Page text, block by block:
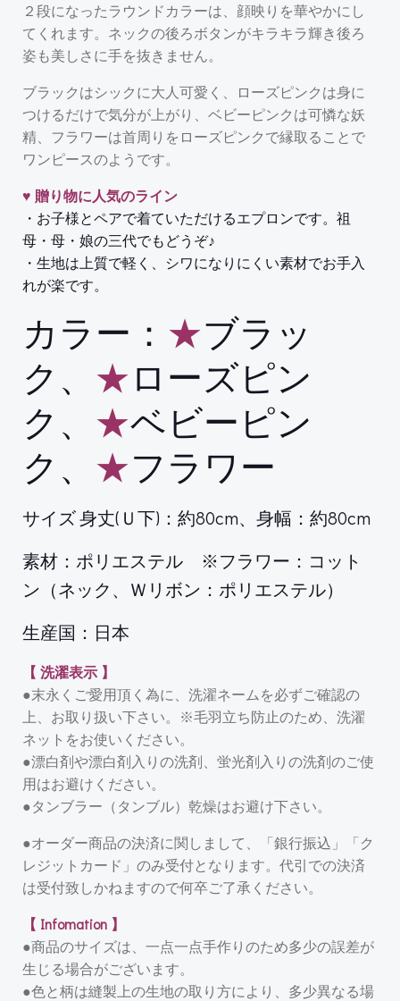
２段になったラウンドカラーは、顔映りを華やかにし
てくれます。ネックの後ろボタンがキラキラ輝き後ろ
姿も美しさに手を抜きません。
ブラックはシックに大人可愛く、ローズピンクは身に
つけるだけで気分が上がり、ベビーピンクは可憐な妖
精、フラワーは首周りをローズピンクで縁取ることで
ワンピースのようです。
♥ 贈り物に人気のライン
・お子様とペアで着ていただけるエプロンです。祖
母・母・娘の三代でもどうぞ♪
・生地は上質で軽く、シワになりにくい素材でお手入
れが楽です。
カラー： ★ブラッ
ク、 ★ローズピン
ク、 ★ベビーピン
ク、 ★フラワー
サイズ 身丈(Ｕ下)：約80cm、身幅：約80cm
素材：ポリエステル ※フラワー：コット
ン（ネック、Ｗリボン：ポリエステル）
生産国：日本
【 洗濯表示 】
●末永くご愛用頂く為に、洗濯ネームを必ずご確認の
上、お取り扱い下さい。※毛羽立ち防止のため、洗濯
ネットをお使いください。
●漂白剤や漂白剤入りの洗剤、蛍光剤入りの洗剤のご使
用はお避けください。
●タンブラー（タンブル）乾燥はお避け下さい。
●オーダー商品の決済に関しまして、「銀行振込」「ク
レジットカード」のみ受付となります。代引での決済
は受付致しかねますので何卒ご了承ください。
【 Infomation 】
●商品のサイズは、一点一点手作りのため多少の誤差が
生じる場合がございます。
●色と柄は縫製上の生地の取り方により、多少異なる場